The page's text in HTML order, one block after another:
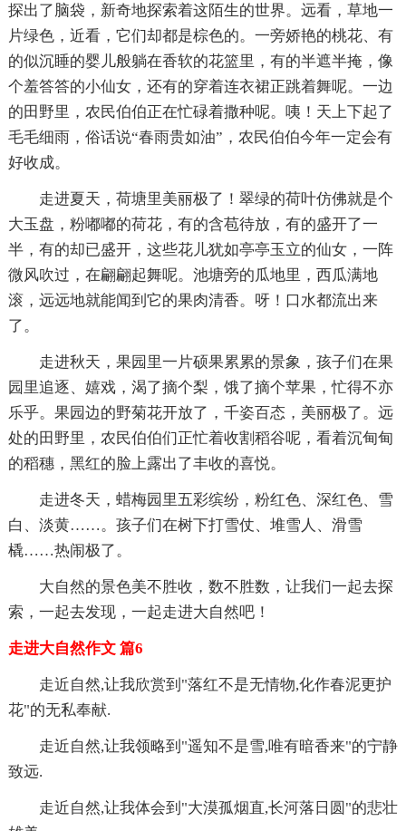
探出了脑袋，新奇地探索着这陌生的世界。远看，草地一
片绿色，近看，它们却都是棕色的。一旁娇艳的桃花、有
的似沉睡的婴儿般躺在香软的花篮里，有的半遮半掩，像
个羞答答的小仙女，还有的穿着连衣裙正跳着舞呢。一边
的田野里，农民伯伯正在忙碌着撒种呢。咦！天上下起了
毛毛细雨，俗话说“春雨贵如油”，农民伯伯今年一定会有
好收成。
走进夏天，荷塘里美丽极了！翠绿的荷叶仿佛就是个
大玉盘，粉嘟嘟的荷花，有的含苞待放，有的盛开了一
半，有的却已盛开，这些花儿犹如亭亭玉立的仙女，一阵
微风吹过，在翩翩起舞呢。池塘旁的瓜地里，西瓜满地
滚，远远地就能闻到它的果肉清香。呀！口水都流出来
了。
走进秋天，果园里一片硕果累累的景象，孩子们在果
园里追逐、嬉戏，渴了摘个梨，饿了摘个苹果，忙得不亦
乐乎。果园边的野菊花开放了，千姿百态，美丽极了。远
处的田野里，农民伯伯们正忙着收割稻谷呢，看着沉甸甸
的稻穗，黑红的脸上露出了丰收的喜悦。
走进冬天，蜡梅园里五彩缤纷，粉红色、深红色、雪
白、淡黄……。孩子们在树下打雪仗、堆雪人、滑雪
橇……热闹极了。
大自然的景色美不胜收，数不胜数，让我们一起去探
索，一起去发现，一起走进大自然吧！
走进大自然作文 篇6
走近自然,让我欣赏到"落红不是无情物,化作春泥更护
花"的无私奉献.
走近自然,让我领略到"遥知不是雪,唯有暗香来"的宁静
致远.
走近自然,让我体会到"大漠孤烟直,长河落日圆"的悲壮